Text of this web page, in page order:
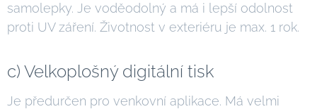
samolepky. Je voděodolný a má i lepší odolnost
proti UV záření. Životnost v exteriéru je max. 1 rok.
c) Velkoplošný digitální tisk
Je předurčen pro venkovní aplikace. Má velmi